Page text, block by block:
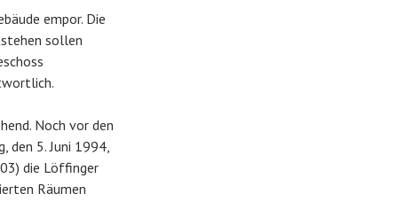
empor. Die
sollen
Noch vor den
den 5. Juni 1994,
die Löffinger
Räumen